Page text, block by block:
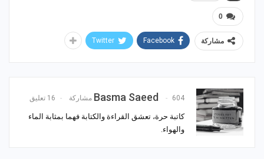
0
مشاركة Facebook
Twitter
Basma Saeed 604 مشاركة 16 تعليق
كاتبة حرة، تعشق القراءة والكتابة فهما بمثابة الماء
والهواء.